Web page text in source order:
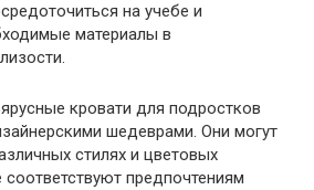
на учебе и
материалы в
кровати для подростков
шедеврами. Они могут
стилях и цветовых
предпочтениям